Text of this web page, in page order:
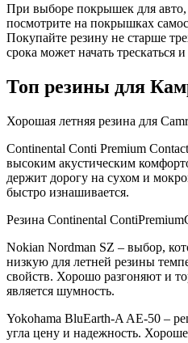
При выборе покрышек для авто,
посмотрите на покрышках
Покупайте резину не старше
срока может начать трескаться и
Топ резины для
Хорошая летняя резина для
Continental Conti Premium
высоким акустическим
держит дорогу на сухом и
быстро изнашивается.
Резина Continental
Nokian Nordman SZ – выбор,
низкую для летней резины
свойств. Хорошо разгоняют и
является шумность.
Yokohama BluEarth-A AE-50 –
угла цену и надежность.